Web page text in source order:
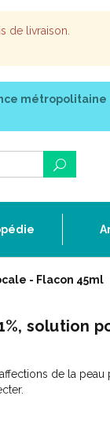
de livraison.
métropolitaine
- Flacon 45ml
solution
de la
antiseptique ne
de